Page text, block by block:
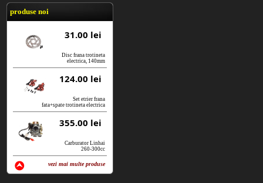
produse noi
31.00 lei
Disc frana trotineta
electrica, 140mm
124.00 lei
Set etrier frana
fata+spate trotineta electrica
355.00 lei
Carburator Linhai
260-300cc
vezi mai multe produse
vezi produse